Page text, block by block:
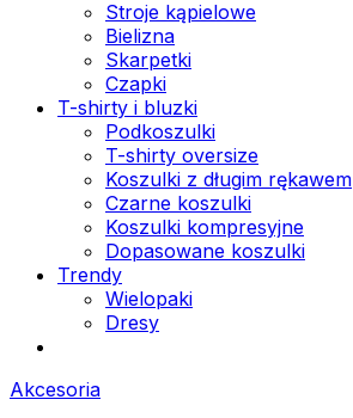
Stroje kąpielowe
Bielizna
Skarpetki
Czapki
T-shirty i bluzki
Podkoszulki
T-shirty oversize
Koszulki z długim rękawem
Czarne koszulki
Koszulki kompresyjne
Dopasowane koszulki
Trendy
Wielopaki
Dresy
Akcesoria